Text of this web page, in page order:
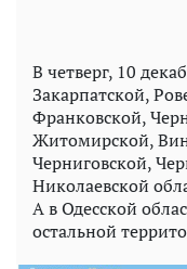
В четверг, 10
Закарпатской,
Франковской,
Житомирской,
Черниговской,
Николаевской
А в Одесской
остальной